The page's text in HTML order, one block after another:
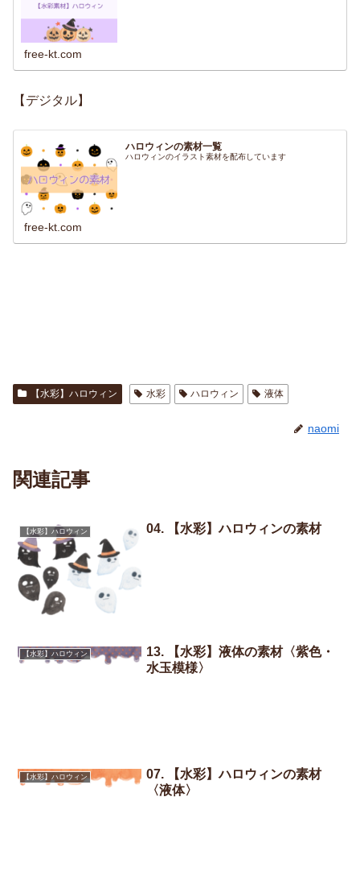
free-kt.com
【デジタル】
ハロウィンの素材一覧
ハロウィンのイラスト素材を配布しています
free-kt.com
【水彩】ハロウィン 水彩 ハロウィン 液体
naomi
関連記事
【水彩】ハロウィン 04. 【水彩】ハロウィンの素材
【水彩】ハロウィン
13. 【水彩】液体の素材〈紫色・
水玉模様〉
【水彩】ハロウィン
07. 【水彩】ハロウィンの素材
〈液体〉